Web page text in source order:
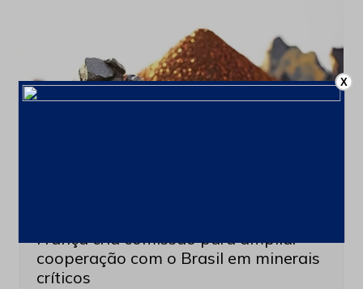
França cria comissão para ampliar
cooperação com o Brasil em minerais
críticos
X